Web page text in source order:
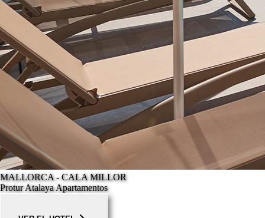
MALLORCA - CALA MILLOR
Protur Atalaya Apartamentos